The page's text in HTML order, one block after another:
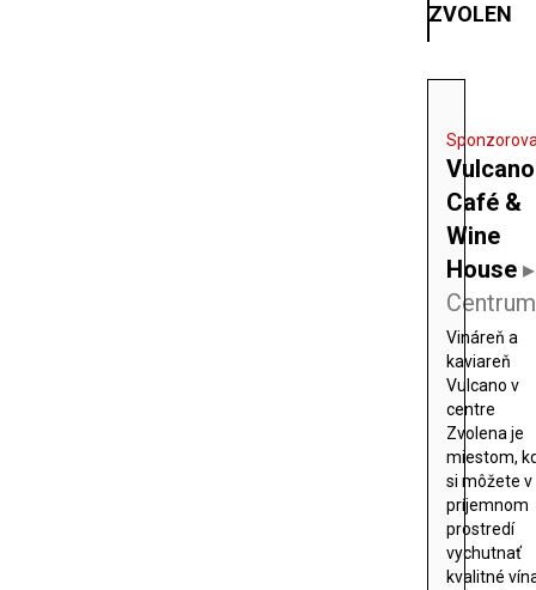
ZVOLEN
Vulcano
Café &
Wine
House ▸
Centrum
Vináreň a
kaviareň
Vulcano v
centre
Zvolena je
miestom,
si môžete v
príjemnom
prostredí
vychutnať
kvalitné